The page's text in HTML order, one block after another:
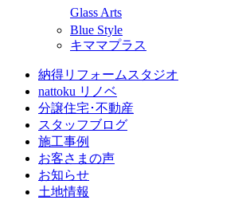
Glass Arts
Blue Style
キママプラス
納得リフォームスタジオ
nattoku リノベ
分譲住宅･不動産
スタッフブログ
施工事例
お客さまの声
お知らせ
土地情報